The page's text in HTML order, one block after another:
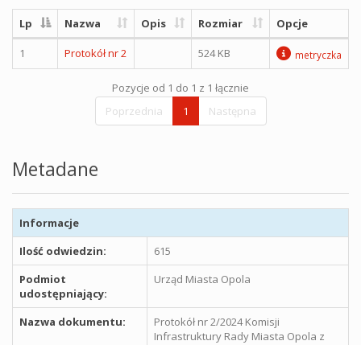
Lp Nazwa Opis Rozmiar Opcje
1 Protokół nr 2 524 KB metryczka
Pozycje od 1 do 1 z 1 łącznie
Poprzednia
1 Następna
Metadane
Informacje
Ilość odwiedzin:
615
Podmiot
udostępniający:
Urząd Miasta Opola
Nazwa dokumentu:
Protokół nr 2/2024 Komisji
Infrastruktury Rady Miasta Opola z